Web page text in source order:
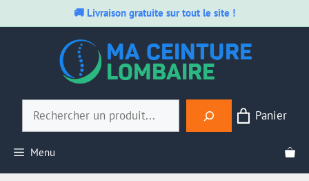
🚚 Livraison gratuite sur tout le site !
Panier
Menu